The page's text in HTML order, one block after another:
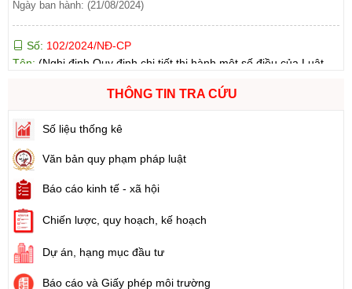
Tên:(Nghị định Quy định chi tiết thi hành một số điều của Luật
Đất đai)
Tên:
(Nghị định Quy định về tiền sử dụng đất, tiền thuê đất)
Ngày ban hành: (21/08/2024)
Số:1731/KH-UBND
Ngày ban hành: (21/08/2024)
Số:
71/2024/NĐ-CP
Tên:
(Nghị định Quy định về giá đất)
THÔNG TIN TRA CỨU
Số liệu thống kê
Văn bản quy phạm pháp luật
Báo cáo kinh tế - xã hội
Chiến lược, quy hoạch, kế hoạch
Dự án, hạng mục đầu tư
Báo cáo và Giấy phép môi trường